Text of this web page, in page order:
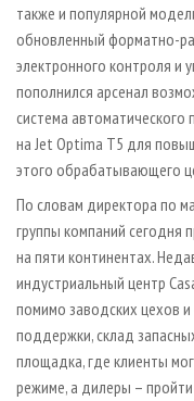
также и популярной
обновленный форматно-
электронного контроля и
пополнился арсенал
система автоматического
на Jet Optima T5 для
этого обрабатывающего
По словам директора по
группы компаний сегодня
на пяти континентах.
индустриальный центр
помимо заводских цехов
поддержки, склад
площадка, где клиенты
режиме, а дилеры –